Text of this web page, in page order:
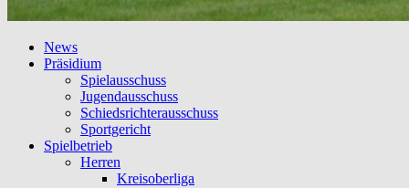
News
Präsidium
Spielausschuss
Jugendausschuss
Schiedsrichterausschuss
Sportgericht
Spielbetrieb
Herren
Kreisoberliga